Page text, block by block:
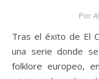
Por
Tras el éxito de El Cuentacuentos (1987) de Jim Henson,
una serie donde
folklore europeo,